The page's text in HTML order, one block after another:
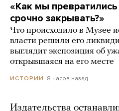
«Как мы
срочно закрывать?»
Что происходило в Музее
власти решили его
выглядит экспозиция об
открывшаяся на его месте
ИСТОРИИ 8 часов назад
Издательства